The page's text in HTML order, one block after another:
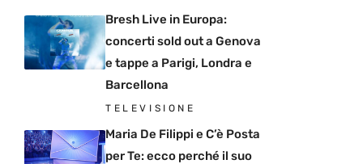
Bresh Live in Europa:
concerti sold out a Genova
e tappe a Parigi, Londra e
Barcellona
TELEVISIONE
Maria De Filippi e C’è Posta
per Te: ecco perché il suo